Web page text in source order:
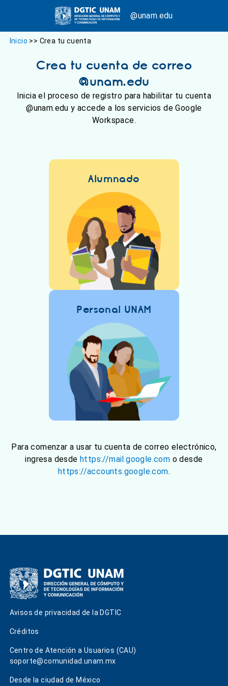
@unam.edu
Inicio >> Crea tu cuenta
Crea tu cuenta de correo
@unam.edu
Inicia el proceso de registro para habilitar tu cuenta
@unam.edu y accede a los servicios de Google
Workspace.
Alumnado
Personal UNAM
Para comenzar a usar tu cuenta de correo electrónico,
ingresa desdehttps://mail.google.com o desde
https://accounts.google.com.
Avisos de privacidad de la DGTIC
Créditos
Centro de Atención a Usuarios (CAU)
soporte@comunidad.unam.mx
Desde la ciudad de México